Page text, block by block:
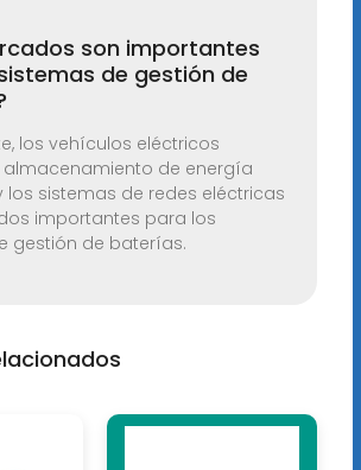
son importantes
de gestión de
los vehículos eléctricos
almacenamiento de energía
los sistemas de redes eléctricas
importantes para los
gestión de baterías.